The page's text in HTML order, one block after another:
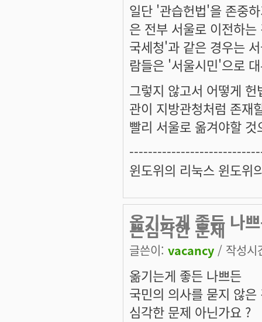
일단 '관습헌법'을 존중
은 전부 서울로 이전하
국세청'과 같은 경우는
람들은 '서울시민'으로
그렇지 않고서 어떻게
관이 지방관청처럼 존재
빨리 서울로 옮겨야할
윈도위의 리눅스 윈도위
옮기는게 좋든 나
는심각한 문제
글쓴이: vacancy / 작성
옮기는게 좋든 나쁘든
국민의 의사를 묻지 않은
심각한 문제 아닌가요 ?